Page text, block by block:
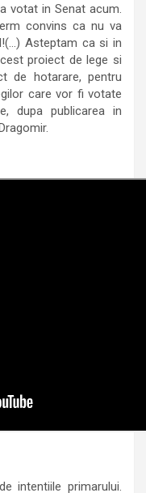
votat in Senat acum.
convins ca nu va
Asteptam ca si in
proiect de lege si
de hotarare, pentru
care vor fi votate
dupa publicarea in
intentiile primarului.